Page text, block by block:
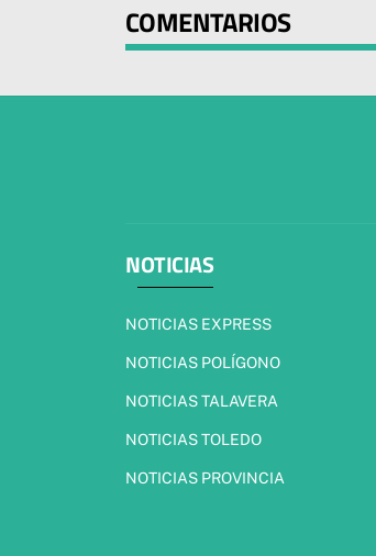
COMENTARIOS
NOTICIAS
NOTICIAS EXPRESS
NOTICIAS POLÍGONO
NOTICIAS TALAVERA
NOTICIAS TOLEDO
NOTICIAS PROVINCIA